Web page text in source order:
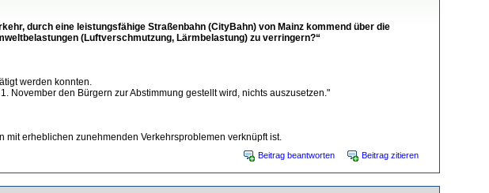
durch eine leistungsfähige Straßenbahn (CityBahn) von Mainz kommend über die
(Luftverschmutzung, Lärmbelastung) zu verringern?“
werden konnten.
November den Bürgern zur Abstimmung gestellt wird, nichts auszusetzen."
erheblichen zunehmenden Verkehrsproblemen verknüpft ist.
Beitrag beantworten Beitrag zitieren